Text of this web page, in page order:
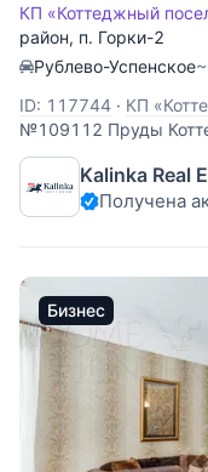
КП «Коттеджный
район, п. Горки-2
Рублево-Успенское
ID: 117744 · КП
№109112 Пруды
соток в охраняемом
"умный дом".
гардеробная, кухня,
Kalinka Real
Получена
Бизнес